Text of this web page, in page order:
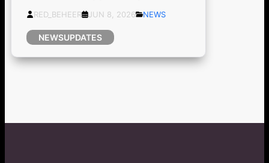
RED_BEHEER JUN 8, 2026 NEWS
NEWSUPDATES